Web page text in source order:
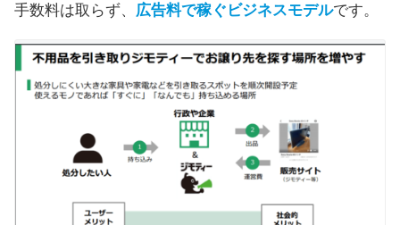
手数料は取らず、 広告料で稼ぐビジネスモデルです。